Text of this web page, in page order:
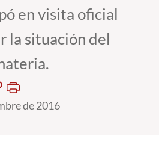
en visita oficial
la situación del
de 2016